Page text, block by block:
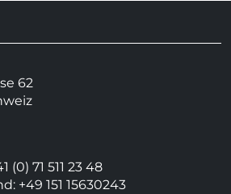
62
(0) 71 511 23 48
+49 151 15630243